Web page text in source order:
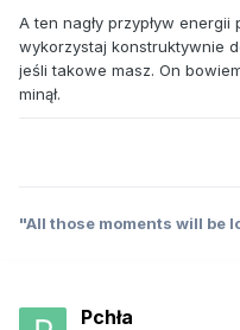
A ten nagły przypływ energii
wykorzystaj konstruktywnie
jeśli takowe masz. On
minął.
"All those moments will be
Pchła